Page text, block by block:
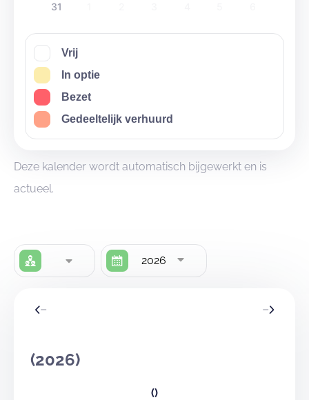
31
Vrij
In optie
Bezet
Gedeeltelijk verhuurd
Deze kalender wordt automatisch bijgewerkt en is
actueel.
2026
(2026)
()